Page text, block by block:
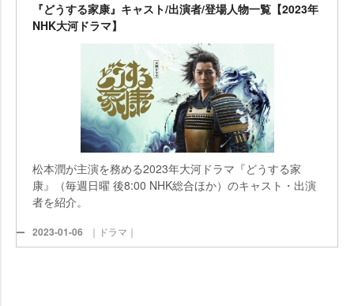
『どうする家康』キャスト/出演者/登場人物一覧【2023年
NHK大河ドラマ】
松本潤が主演を務める2023年大河ドラマ『どうする家
康』（毎週日曜 後8:00 NHK総合ほか）のキャスト・出演
者を紹介。
2023-01-06 ｜ドラマ｜